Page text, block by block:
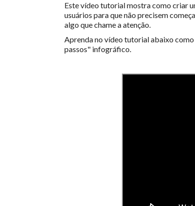
Este vídeo tutorial mostra como criar
usuários para que não precisem
algo que chame a atenção.
Aprenda no vídeo tutorial abaixo
passos" infográfico.